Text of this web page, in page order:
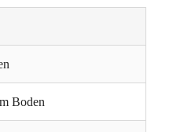
Boden